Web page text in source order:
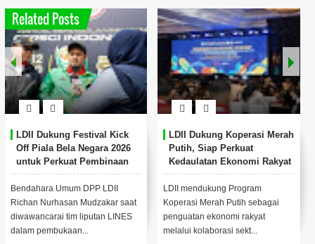
Related Posts
LDII Dukung Festival Kick
Off Piala Bela Negara 2026
untuk Perkuat Pembinaan
Karakter Generasi Muda
Bendahara Umum DPP LDII
Richan Nurhasan Mudzakar saat
diwawancarai tim liputan LINES
dalam pembukaan...
LDII Dukung Koperasi Merah
Putih, Siap Perkuat
Kedaulatan Ekonomi Rakyat
melalui Kolaborasi Nasional
LDII mendukung Program
Koperasi Merah Putih sebagai
penguatan ekonomi rakyat
melalui kolaborasi sekt...